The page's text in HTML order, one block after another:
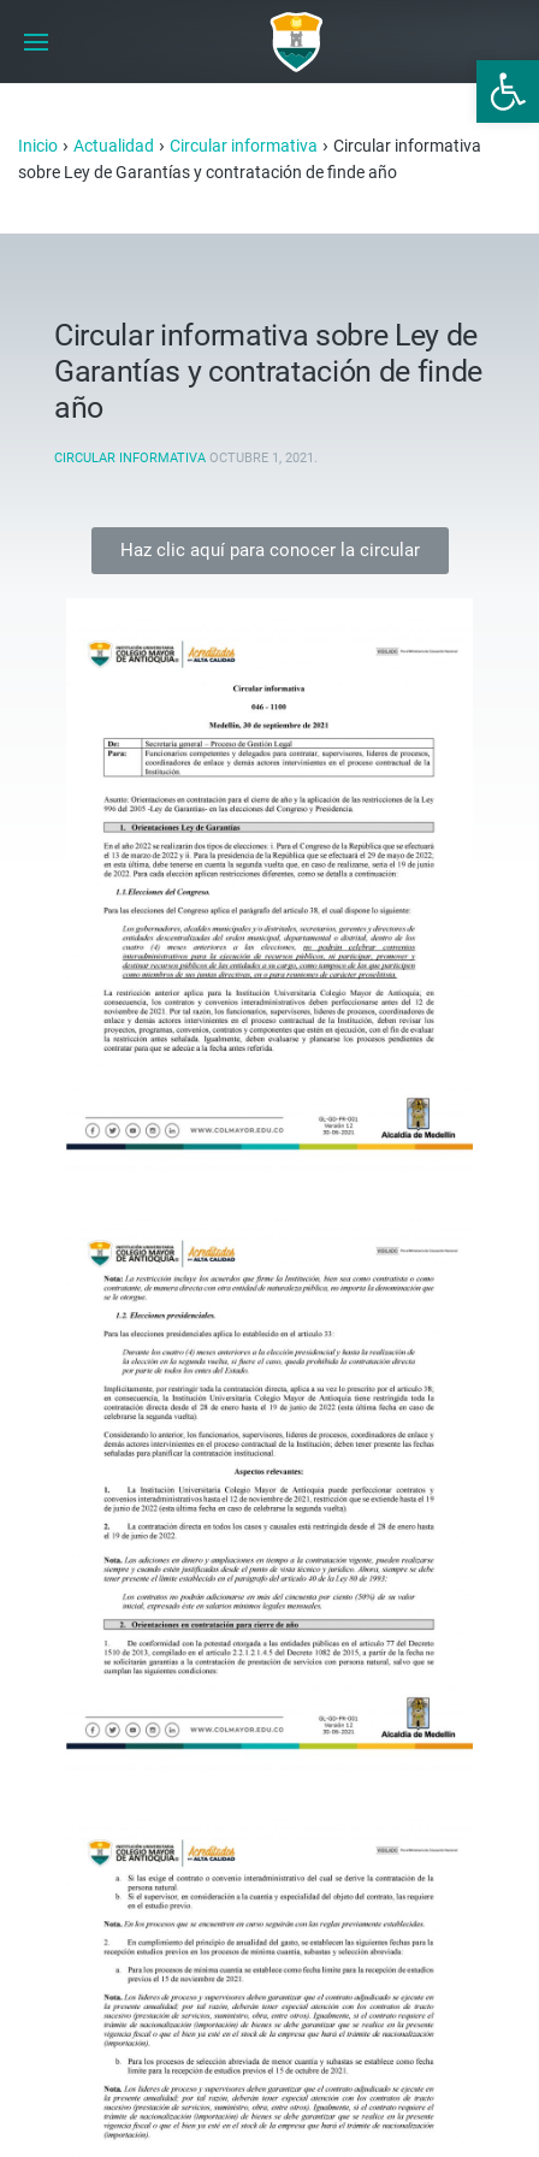
Abrir
Inicio › Actualidad › Circular informativa › Circular informativa
sobre Ley de Garantías y contratación de finde año
Circular informativa sobre Ley de
Garantías y contratación de finde
año
CIRCULAR INFORMATIVA OCTUBRE 1, 2021 .
Haz clic aquí para conocer la circular